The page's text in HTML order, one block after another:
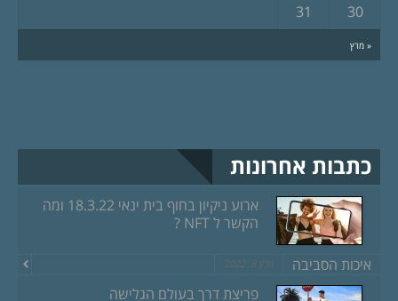
« מרץ
30
31
כתבות אחרונות
ארוע ניקיון בחוף בית ינאי 18.3.22 ומה
הקשר ל NFT ?
איכות הסביבה מרץ 8, 2022
פריצת דרך בעולם הגלישה